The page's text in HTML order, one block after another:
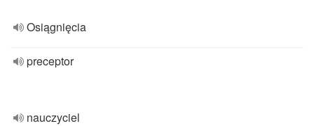
Osiągnięcia
preceptor
nauczyciel